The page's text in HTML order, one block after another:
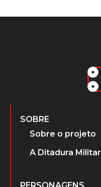
SOBRE
Sobre o projeto
A Ditadura Militar